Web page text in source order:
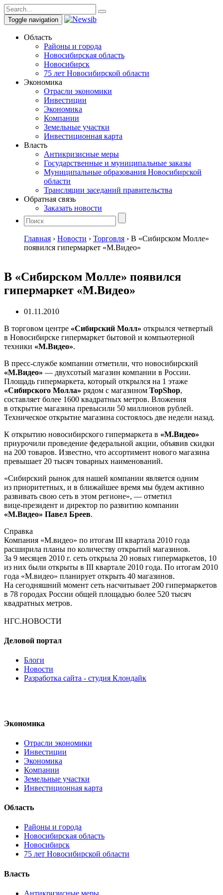
Toggle navigation
Область
Районы и города
Новосибирская область
Новосибирск
75 лет Новосибирской области
Экономика
Отрасли экономики
Инвестиции
Экономика
Компании
Земельные участки
Инвестиционная карта
Власть
Антикризисные меры
Государственные и муниципальные заказы
Муниципальные образования Новосибирской
области
Трансляции заседаний правительства
Обратная связь
Заказать новости
Главная › Новости › Торговля › В «Сибирском Молле»
появился гипермаркет «М.Видео»
В «Сибирском Молле» появился
гипермаркет «М.Видео»
01.11.2010
В торговом центре «Сибирский Молл» открылся четвертый
в Новосибирске гипермаркет бытовой и компьютерной
техники «М.Видео».
В пресс-службе компании отметили, что новосибирский
«М.Видео» — двухсотый магазин компании в России.
Площадь гипермаркета, который открылся на 1 этаже
«Сибирского Молла» рядом с магазином TopShop,
составляет более 1600 квадратных метров. Вложения
в открытие магазина превысили 50 миллионов рублей.
Техническое открытие магазина состоялось две недели назад.
К открытию новосибирского гипермаркета в «М.Видео»
приурочили проведение федеральной акции, объявив скидки
на 200 товаров. Известно, что ассортимент нового магазина
превышает 20 тысяч товарных наименований.
«Сибирский рынок для нашей компании является одним
из приоритетных, и в ближайшее время мы будем активно
развивать свою сеть в этом регионе», — отметил
вице-президент и директор по развитию компании
«М.Видео» Павел Бреев.
Справка
Компания «М.видео» по итогам III квартала 2010 года
расширила планы по количеству открытий магазинов.
За 9 месяцев 2010 г. сеть открыла 20 новых гипермаркетов, 10
из них были открыты в III квартале 2010 года. По итогам 2010
года «М.видео» планирует открыть 40 магазинов.
На сегодняшний момент сеть насчитывает 200 гипермаркетов
в 78 городах России общей площадью более 520 тысяч
квадратных метров.
НГС.НОВОСТИ
Деловой портал
Блоги
Новости
Разработка сайта - студия Клондайк
Экономика
Отрасли экономики
Инвестиции
Экономика
Компании
Земельные участки
Инвестиционная карта
Область
Районы и города
Новосибирская область
Новосибирск
75 лет Новосибирской области
Власть
Антикризисные меры